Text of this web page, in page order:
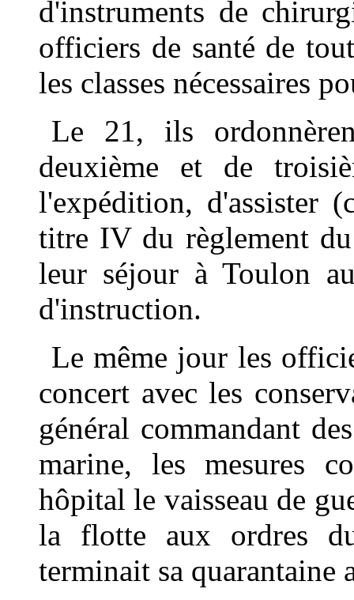
d'instruments de
officiers de santé de
les classes nécessaires
Le 21, ils
deuxième et de
l'expédition, d'assister
titre IV du règlement
leur séjour à Toulon
d'instruction.
Le même jour les
concert avec les
général commandant
marine, les mesures
hôpital le vaisseau de
la flotte aux ordres
terminait sa quarantaine